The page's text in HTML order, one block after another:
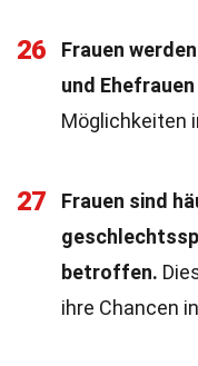
26
Frauen
und
Möglichkeiten
27
Frauen sind
betroffen.
ihre Chancen